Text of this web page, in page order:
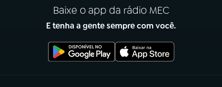
Baixe o app da rádio MEC
E tenha a gente sempre com você.